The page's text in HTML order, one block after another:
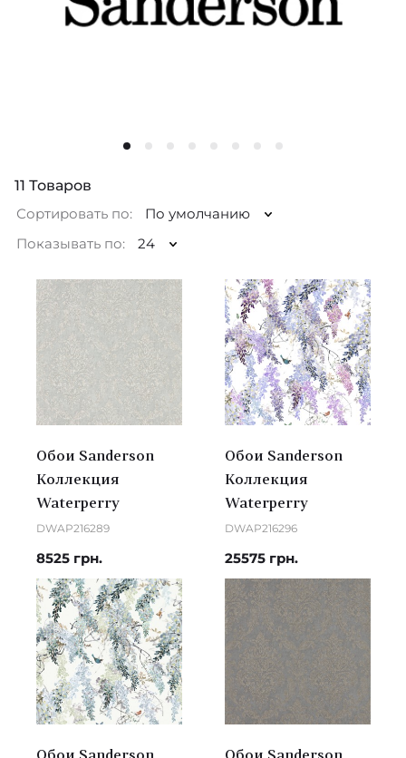
11 Товаров
Сортировать по:
По умолчанию
Показывать по:
24
Обои Sanderson
Коллекция
Waterperry
DWAP216289
8525 грн.
Обои Sanderson
Коллекция
Waterperry
DWAP216296
25575 грн.